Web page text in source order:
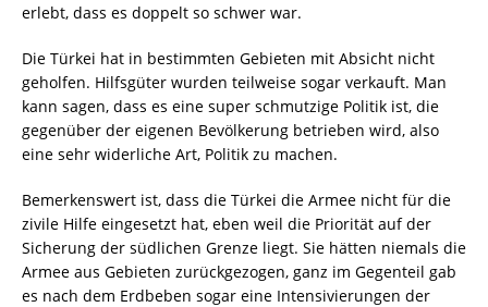
erlebt, dass es doppelt so schwer war.
Die Türkei hat in bestimmten Gebieten mit Absicht nicht
geholfen. Hilfsgüter wurden teilweise sogar verkauft. Man
kann sagen, dass es eine super schmutzige Politik ist, die
gegenüber der eigenen Bevölkerung betrieben wird, also
eine sehr widerliche Art, Politik zu machen.
Bemerkenswert ist, dass die Türkei die Armee nicht für die
zivile Hilfe eingesetzt hat, eben weil die Priorität auf der
Sicherung der südlichen Grenze liegt. Sie hätten niemals die
Armee aus Gebieten zurückgezogen, ganz im Gegenteil gab
es nach dem Erdbeben sogar eine Intensivierungen der